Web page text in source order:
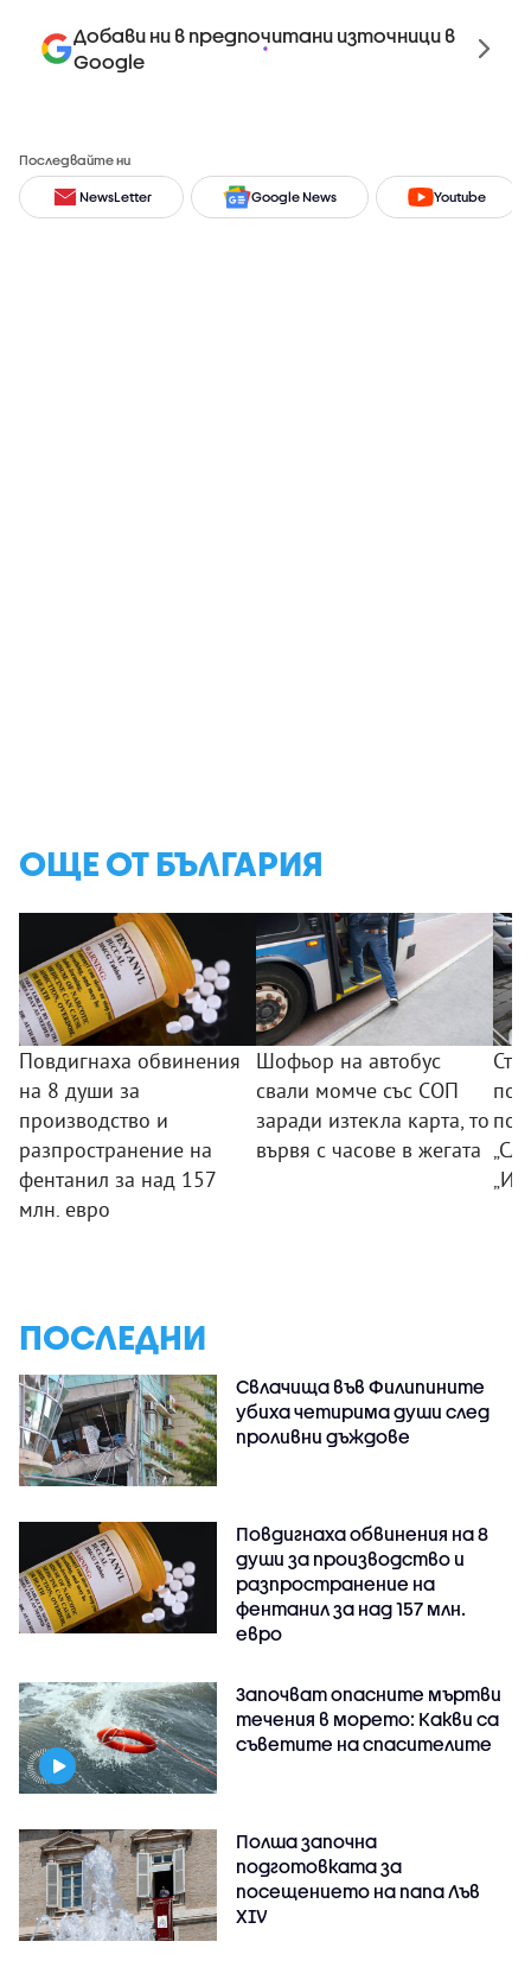
Добави ни в предпочитани източници в
Google
Последвайте ни
NewsLetter Google News Youtube
ОЩЕ ОТ БЪЛГАРИЯ
Повдигнаха обвинения
на 8 души за
производство и
разпространение на
фентанил за над 157
млн. евро
Шофьор на автобус
свали момче със СОП
заради изтекла карта, то
вървя с часове в жегата
ПОСЛЕДНИ
Свлачища във Филипините
убиха четирима души след
проливни дъждове
Повдигнаха обвинения на 8
души за производство и
разпространение на
фентанил за над 157 млн.
евро
Започват опасните мъртви
течения в морето: Какви са
съветите на спасителите
Полша започна
подготовката за
посещението на папа Лъв
XIV